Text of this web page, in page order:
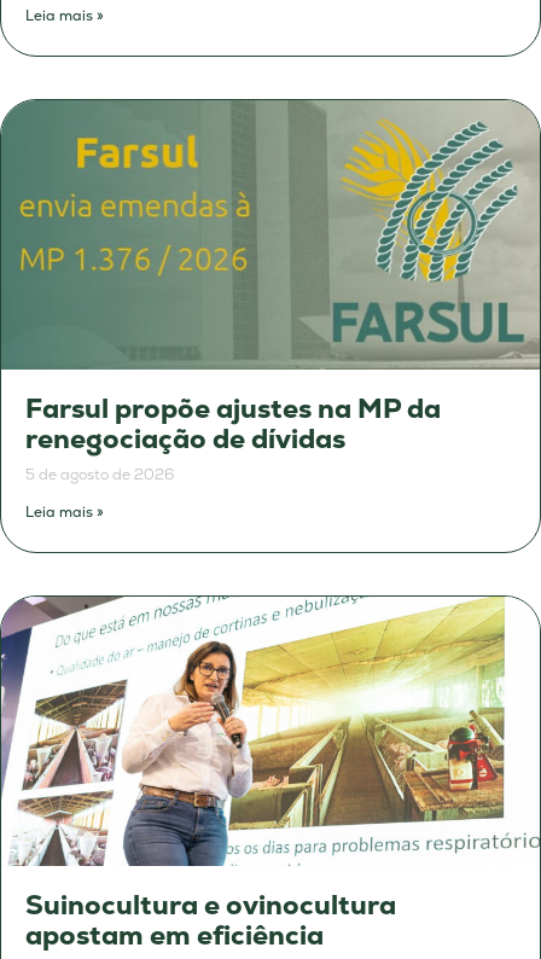
Leia mais »
Farsul propõe ajustes na MP da
renegociação de dívidas
5 de agosto de 2026
Leia mais »
Suinocultura e ovinocultura
apostam em eficiência